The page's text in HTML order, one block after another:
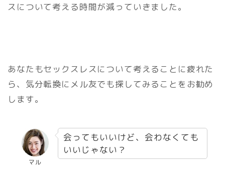
スについて考える時間が減っていきました。
あなたもセックスレスについて考えることに疲れた
ら、気分転換にメル友でも探してみることをお勧め
します。
マル
会ってもいいけど、会わなくても
いいじゃない？